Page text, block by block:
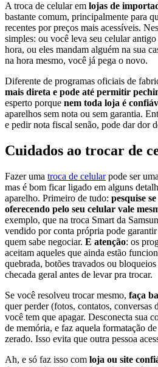
A troca de celular em lojas de
bastante comum, principalmente para
recentes por preços mais acessíveis.
simples: ou você leva seu celular
hora, ou eles mandam alguém na sua
na hora mesmo, você já pega o novo.
Diferente de programas oficiais de
mais direta e pode até permitir
esperto porque nem toda loja é
aparelhos sem nota ou sem garantia.
e pedir nota fiscal senão, pode dar dor
Cuidados ao trocar de
Fazer uma troca de celularpode ser
mas é bom ficar ligado em alguns
aparelho. Primeiro de tudo: pesquise
oferecendo pelo seu celular vale
exemplo, que na troca Smart da
vendido por conta própria pode
quem sabe negociar. E atenção: os
aceitam aqueles que ainda estão
quebrada, botões travados ou
checada geral antes de levar pra trocar.
Se você resolveu trocar mesmo, faça
quer perder (fotos, contatos,
você tem que apagar. Desconecta sua
de memória, e faz aquela formatação
zerado. Isso evita que outra pessoa
Ah, e só faz isso com loja ou site